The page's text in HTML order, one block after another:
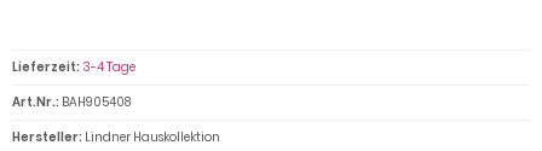
Lieferzeit: 3-4 Tage
Art.Nr.: BAH905408
Hersteller: Lindner Hauskollektion